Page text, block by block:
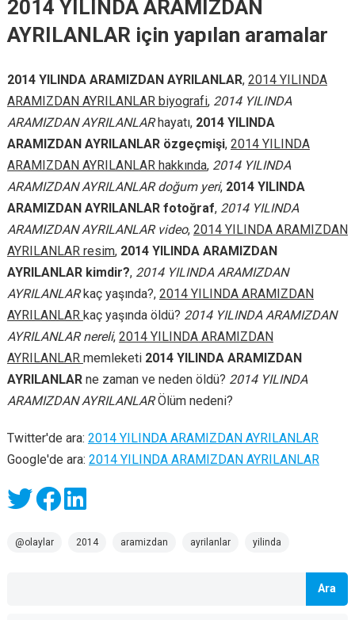
2014 YILINDA ARAMIZDAN
AYRILANLAR için yapılan aramalar
2014 YILINDA ARAMIZDAN AYRILANLAR, 2014 YILINDA
ARAMIZDAN AYRILANLAR biyografi, 2014 YILINDA
ARAMIZDAN AYRILANLARhayatı, 2014 YILINDA
ARAMIZDAN AYRILANLAR özgeçmişi, 2014 YILINDA
ARAMIZDAN AYRILANLAR hakkında, 2014 YILINDA
ARAMIZDAN AYRILANLAR doğum yeri, 2014 YILINDA
ARAMIZDAN AYRILANLAR fotoğraf, 2014 YILINDA
ARAMIZDAN AYRILANLAR video, 2014 YILINDA ARAMIZDAN
AYRILANLAR resim, 2014 YILINDA ARAMIZDAN
AYRILANLAR kimdir?, 2014 YILINDA ARAMIZDAN
AYRILANLARkaç yaşında?, 2014 YILINDA ARAMIZDAN
AYRILANLAR kaç yaşında öldü? 2014 YILINDA ARAMIZDAN
AYRILANLAR nereli, 2014 YILINDA ARAMIZDAN
AYRILANLAR memleketi 2014 YILINDA ARAMIZDAN
AYRILANLARne zaman ve neden öldü? 2014 YILINDA
ARAMIZDAN AYRILANLARÖlüm nedeni?
Twitter'de ara: 2014 YILINDA ARAMIZDAN AYRILANLAR
Google'de ara: 2014 YILINDA ARAMIZDAN AYRILANLAR
@olaylar 2014 aramizdan ayrilanlar yilinda
Ara